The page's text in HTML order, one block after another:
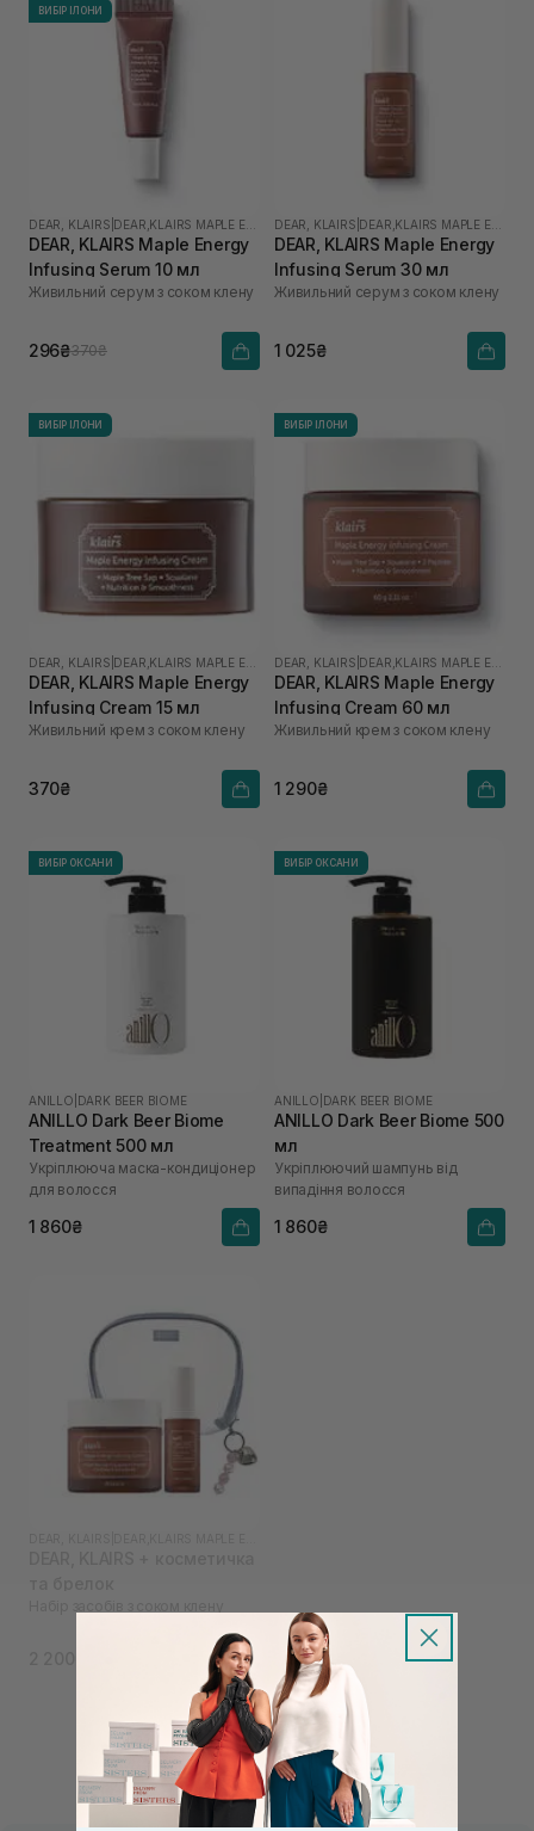
ВИБІР ІЛОНИ
DEAR, KLAIRS
DEAR, KLAIRS Maple Energy
Infusing Serum 10 мл
Живильний серум з соком клену
296₴370₴
DEAR, KLAIRS
DEAR, KLAIRS Maple Energy
Infusing Serum 30 мл
Живильний серум з соком клену
1 025₴
ВИБІР ІЛОНИ
DEAR, KLAIRS
DEAR, KLAIRS Maple Energy
Infusing Cream 15 мл
Живильний крем з соком клену
370₴
ВИБІР ІЛОНИ
DEAR, KLAIRS
DEAR, KLAIRS Maple Energy
Infusing Cream 60 мл
Живильний крем з соком клену
1 290₴
ВИБІР ОКСАНИ
ANILLO DARK BEER BIOME
ANILLO Dark Beer Biome
Treatment 500 мл
Укріплююча маска-кондиціонер
для волосся
1 860₴
ВИБІР ОКСАНИ
ANILLO DARK BEER BIOME
ANILLO Dark Beer Biome 500
мл
Укріплюючий шампунь від
випадіння волосся
1 860₴